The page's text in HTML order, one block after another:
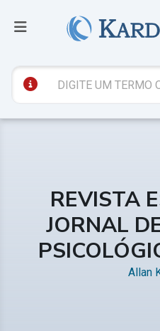
REVISTA
JORNAL
Allan